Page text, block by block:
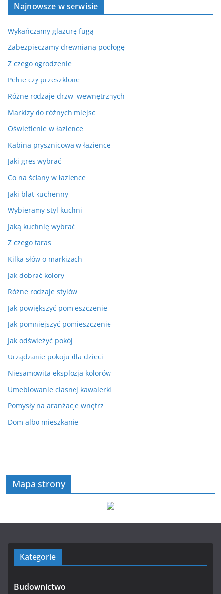
Najnowsze w serwisie
Wykańczamy glazurę fugą
Zabezpieczamy drewnianą podłogę
Z czego ogrodzenie
Pełne czy przeszklone
Różne rodzaje drzwi wewnętrznych
Markizy do różnych miejsc
Oświetlenie w łazience
Kabina prysznicowa w łazience
Jaki gres wybrać
Co na ściany w łazience
Jaki blat kuchenny
Wybieramy styl kuchni
Jaką kuchnię wybrać
Z czego taras
Kilka słów o markizach
Jak dobrać kolory
Różne rodzaje stylów
Jak powiększyć pomieszczenie
Jak pomniejszyć pomieszczenie
Jak odświeżyć pokój
Urządzanie pokoju dla dzieci
Niesamowita eksplozja kolorów
Umeblowanie ciasnej kawalerki
Pomysły na aranżacje wnętrz
Dom albo mieszkanie
Mapa strony
Kategorie
Budownictwo